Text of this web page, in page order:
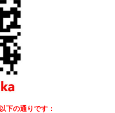
下の通りです：